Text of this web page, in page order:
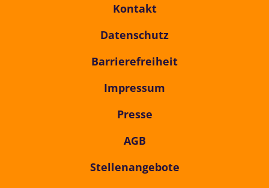
Kontakt
Datenschutz
Barrierefreiheit
Impressum
Presse
AGB
Stellenangebote